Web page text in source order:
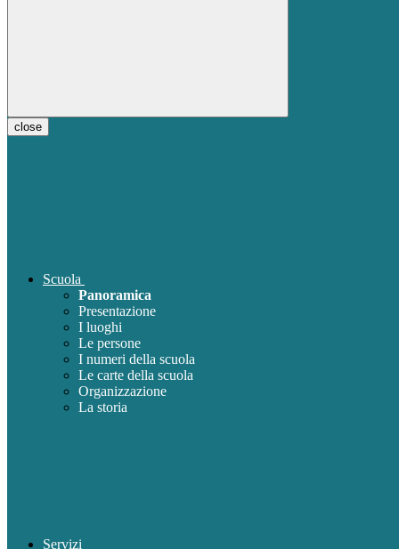
close
Scuola
Panoramica
Presentazione
I luoghi
Le persone
I numeri della scuola
Le carte della scuola
Organizzazione
La storia
Servizi